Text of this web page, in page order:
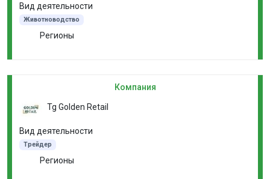
Вид деятельности
Животноводство
Регионы
Компания
Tg Golden Retail
Вид деятельности
Трейдер
Регионы